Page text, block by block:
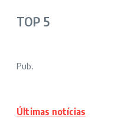
TOP 5
Pub.
Últimas notícias